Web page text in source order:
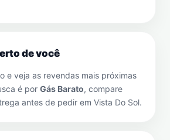
de você
e veja as revendas mais próximas
é por Gás Barato, compare
antes de pedir em Vista Do Sol.